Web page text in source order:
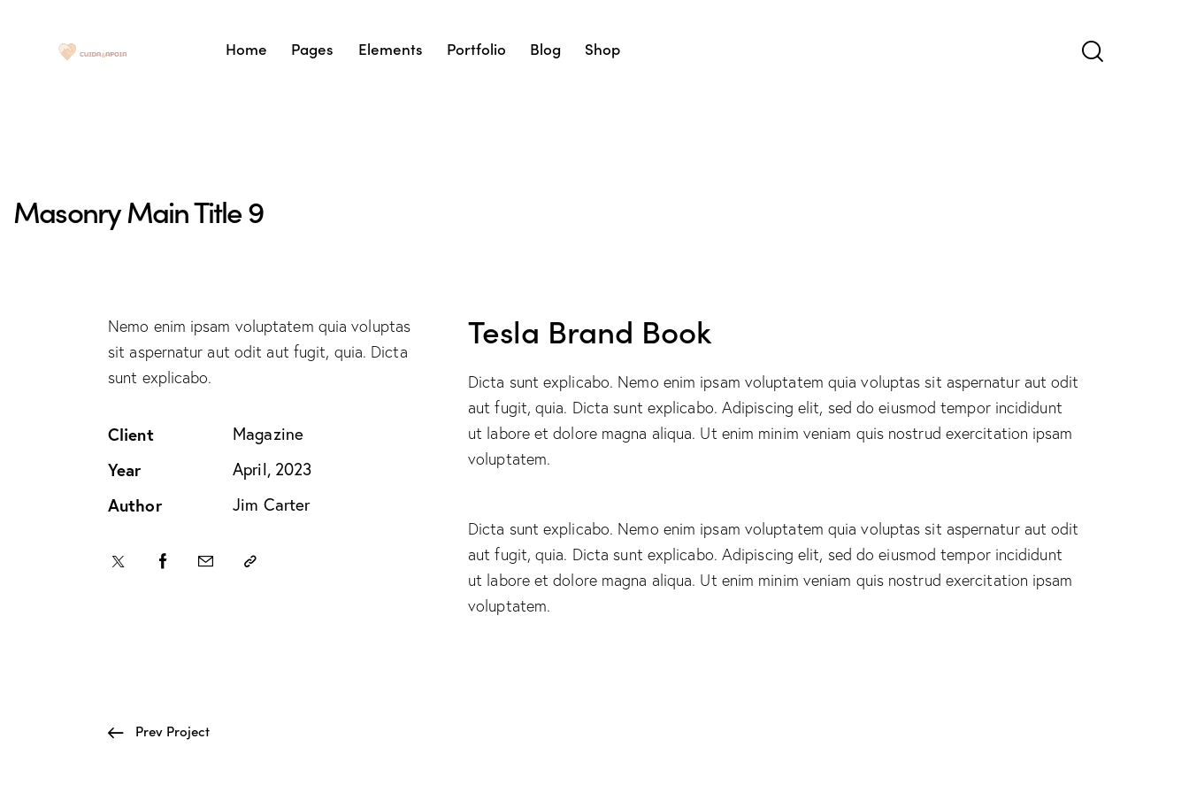
Home Pages Elements Portfolio Blog Shop
Masonry Main Title 9
Nemo enim ipsam voluptatem quia voluptas
sit aspernatur aut odit aut fugit, quia. Dicta
sunt explicabo.
Client Magazine
Year April, 2023
Author Jim Carter
Tesla Brand Book
Dicta sunt explicabo. Nemo enim ipsam voluptatem quia voluptas sit aspernatur aut odit
aut fugit, quia. Dicta sunt explicabo. Adipiscing elit, sed do eiusmod tempor incididunt
ut labore et dolore magna aliqua. Ut enim minim veniam quis nostrud exercitation ipsam
voluptatem.
Dicta sunt explicabo. Nemo enim ipsam voluptatem quia voluptas sit aspernatur aut odit
aut fugit, quia. Dicta sunt explicabo. Adipiscing elit, sed do eiusmod tempor incididunt
ut labore et dolore magna aliqua. Ut enim minim veniam quis nostrud exercitation ipsam
voluptatem.
Prev Project